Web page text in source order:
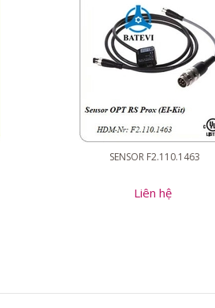
SENSOR F2.110.1463
Liên hệ